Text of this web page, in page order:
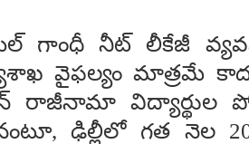
గాంధీ నీట్ లీకేజీ
వైఫల్యం మాత్రమే
రాజీనామా విద్యార్థుల
ఢిల్లీలో గత నెల